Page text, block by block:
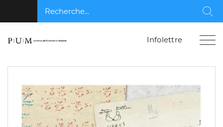
Recherche...
Infolettre